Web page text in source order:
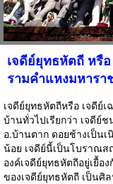
เจดีย์ยุทธหัตถี หรือ
รามคำแหงมหารา
เจดีย์ยุทธหัตถีหรือ เจดีย์
บ้านทั่วไปเรียกว่า เจดีย์
อ.บ้านตาก ดอยช้างเป็น
น้อย เจดีย์นี้เป็นโบราณส
องค์เจดีย์ยุทธหัตถีอยู่เยื้
ของเจดีย์ยุทธหัตถี เป็นศิ